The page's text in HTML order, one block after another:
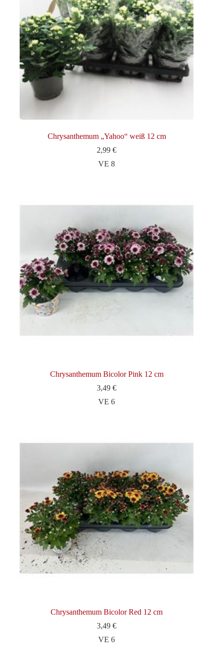
Chrysanthemum „Yahoo“ weiß 12 cm
2,99€
VE 8
Chrysanthemum Bicolor Pink 12 cm
3,49€
VE 6
Chrysanthemum Bicolor Red 12 cm
3,49€
VE 6